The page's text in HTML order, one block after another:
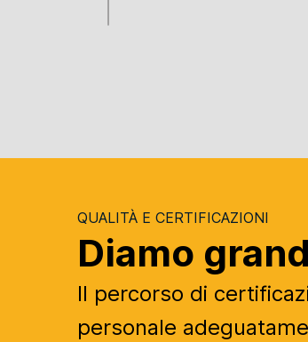
QUALITÀ E CERTIFICAZIONI
Diamo
Il percorso di
personale